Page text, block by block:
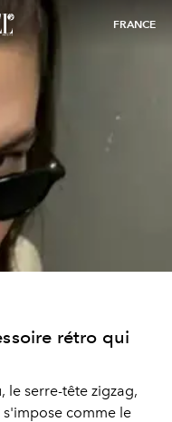
FRANCE
rétro qui
le serre-tête zigzag,
s'impose comme le